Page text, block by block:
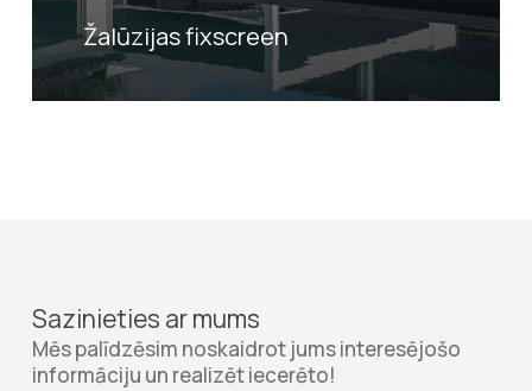
Žalūzijas fixscreen
Sazinieties ar mums
Mēs palīdzēsim noskaidrot jums interesējošo
informāciju un realizēt iecerēto!